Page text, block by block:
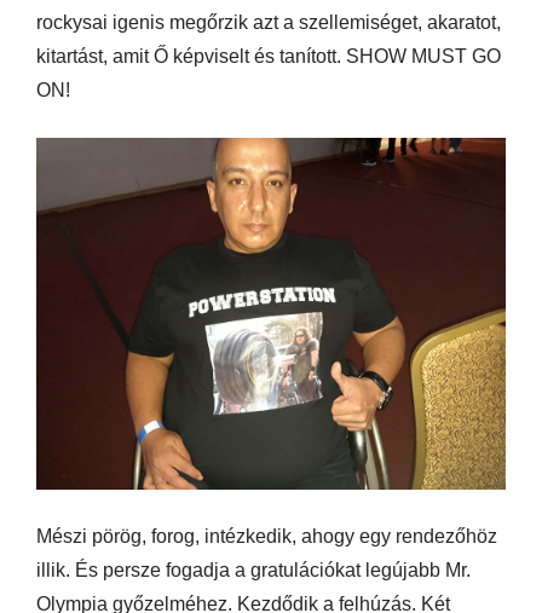
rockysai igenis megőrzik azt a szellemiséget, akaratot,
kitartást, amit Ő képviselt és tanított. SHOW MUST GO
ON!
Mészi pörög, forog, intézkedik, ahogy egy rendezőhöz
illik. És persze fogadja a gratulációkat legújabb Mr.
Olympia győzelméhez. Kezdődik a felhúzás. Két